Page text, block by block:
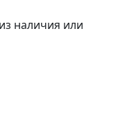
наличия или